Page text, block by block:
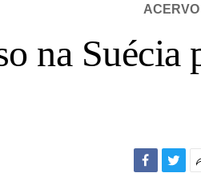
ACERVO
na Suécia